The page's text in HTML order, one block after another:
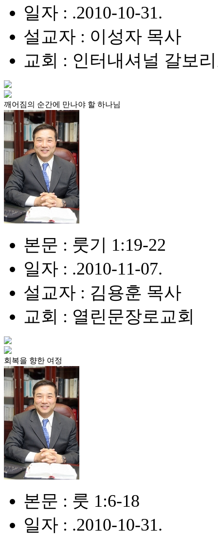
일자 : .2010-10-31.
설교자 : 이성자 목사
교회 : 인터내셔널 갈보
깨어짐의 순간에 만나야 할 하나님
본문 : 룻기 1:19-22
일자 : .2010-11-07.
설교자 : 김용훈 목사
교회 : 열린문장로교회
회복을 향한 여정
본문 : 룻 1:6-18
일자 : .2010-10-31.